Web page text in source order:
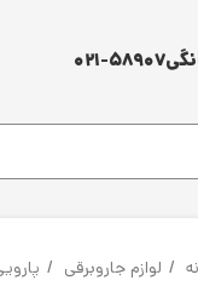
۰۲۱-۵۸۹۰۷
لوازم جاروبرقی